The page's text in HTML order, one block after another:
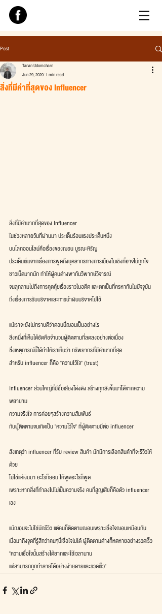
Post
สิ่งที่มีค่าที่สุดของ Influencer
Tanan Udomcharn
Jun 29, 2020 1 min read
สิ่งที่มีค่ามากที่สุดของ Influencer
ในช่วงหลายวันที่ผ่านมา ประเด็นร้อนแรงประเด็นหนึ่ง
บนโลกออนไลน์คือเรื่องของฌอน บูรณะหิรัญ
ประเด็นเริ่มจากเรื่องการพูดถึงบุคลากรทางการเมืองในเชิงที่อาจไม่ถูกใจ
ชาวเน็ตมากนัก ทำให้ผู้คนต่างพากันวิพากษ์วิจารณ์
จนลุกลามไปถึงการคุดคุ้ยเรื่องราวในอดีต และตกเป็นที่ครหากันในปัจจุบัน
ถึงเรื่องการรับบริจาคและการนำเงินบริจาคไปใช้
แม้เราจะยังไม่ทราบดีว่าตอนนี้ฌอนเป็นอย่างไร
สิ่งหนึ่งที่เห็นได้ชัดคือจำนวนผู้ติดตามที่ลดลงอย่างต่อเนื่อง
ซึ่งเหตุการณ์นี้ได้ทำให้เราเห็นว่า ทรัพยากรที่มีค่ามากที่สุด
สำหรับ influencer ก็คือ "ความไว้ใจ" (trust)
Influencer ส่วนใหญ่ที่มีชื่อเสียงโด่งดัง สร้างทุกสิ่งขึ้นมาได้จากความ
พยายาม
ความจริงใจ การค่อยๆสร้างความสัมพันธ์
กับผู้ติดตามจนเกิดเป็น "ความไว้ใจ" ที่ผู้ติดตามมีต่อ influencer
สังเกตุว่า influencer ที่รับ review สินค้า มักมีการเลือกสินค้าที่จะรีวิวให้
ด้วย
ไม่ใช่แค่เงินมา อะไรก็ยอม ให้พูดอะไรก็พูด
เพราะหากสิ่งที่ทำลงไปไม่เป็นความจริง คนที่สูญเสียก็คือตัว influencer
เอง
แม้ฌอนจะไม่ใช่นักรีวิว แต่คนก็ติดตามฌอนเพราะเชื่อใจฌอนเหมือนกัน
เมื่อมาถึงจุดที่รู้สึกว่าคนๆนี้เชื่อใจไม่ได้ ผู้ติดตามต่างก็หดหายอย่างรวดเร็ว
"ความเชื่อใจนั้นสร้างได้ยากและใช้เวลานาน
แต่สามารถถูกทำลายได้อย่างง่ายดายและรวดเร็ว"